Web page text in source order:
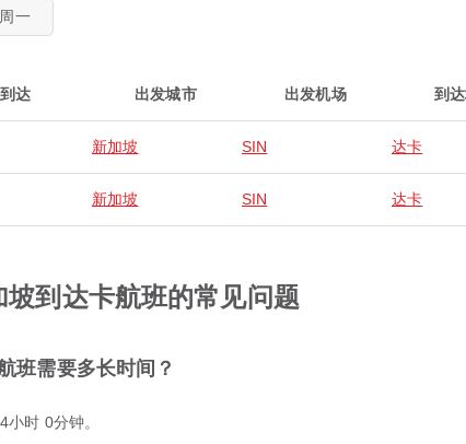
一
到达 出发城市 出发机场 到
新加坡 SIN 达卡
新加坡 SIN 达卡
到达卡航班的常见问题
班需要多长时间？
时 0分钟。